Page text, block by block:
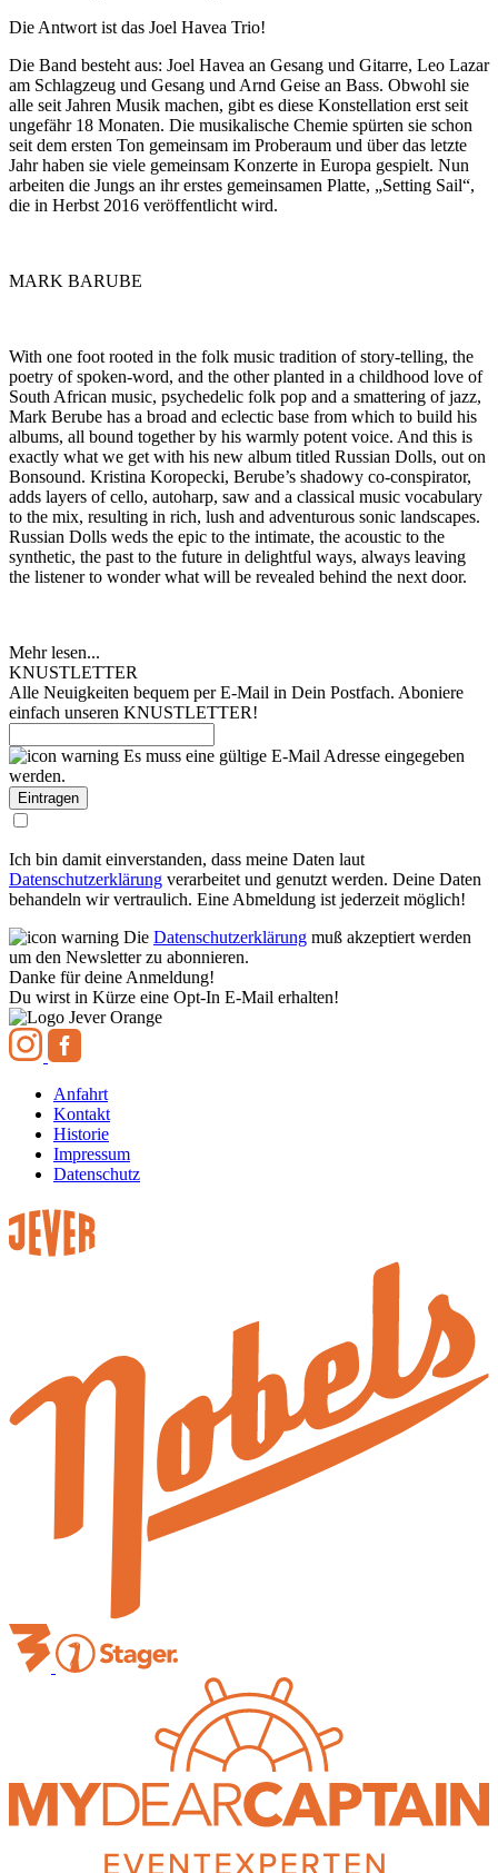
Die Antwort ist das Joel Havea Trio!
Die Band besteht aus: Joel Havea an Gesang und Gitarre, Leo Lazar
am Schlagzeug und Gesang und Arnd Geise an Bass. Obwohl sie
alle seit Jahren Musik machen, gibt es diese Konstellation erst seit
ungefähr 18 Monaten. Die musikalische Chemie spürten sie schon
seit dem ersten Ton gemeinsam im Proberaum und über das letzte
Jahr haben sie viele gemeinsam Konzerte in Europa gespielt. Nun
arbeiten die Jungs an ihr erstes gemeinsamen Platte, „Setting Sail“,
die in Herbst 2016 veröffentlicht wird.
MARK BARUBE
With one foot rooted in the folk music tradition of story-telling, the
poetry of spoken-word, and the other planted in a childhood love of
South African music, psychedelic folk pop and a smattering of jazz,
Mark Berube has a broad and eclectic base from which to build his
albums, all bound together by his warmly potent voice. And this is
exactly what we get with his new album titled Russian Dolls, out on
Bonsound. Kristina Koropecki, Berube’s shadowy co-conspirator,
adds layers of cello, autoharp, saw and a classical music vocabulary
to the mix, resulting in rich, lush and adventurous sonic landscapes.
Russian Dolls weds the epic to the intimate, the acoustic to the
synthetic, the past to the future in delightful ways, always leaving
the listener to wonder what will be revealed behind the next door.
Mehr lesen...
KNUSTLETTER
Alle Neuigkeiten bequem per E-Mail in Dein Postfach. Aboniere
einfach unseren KNUSTLETTER!
Es muss eine gültige E-Mail Adresse eingegeben
werden.
Ich bin damit einverstanden, dass meine Daten laut
Datenschutzerklärung verarbeitet und genutzt werden. Deine Daten
behandeln wir vertraulich. Eine Abmeldung ist jederzeit möglich!
Die Datenschutzerklärung muß akzeptiert werden
um den Newsletter zu abonnieren.
Danke für deine Anmeldung!
Du wirst in Kürze eine Opt-In E-Mail erhalten!
Anfahrt
Kontakt
Historie
Impressum
Datenschutz